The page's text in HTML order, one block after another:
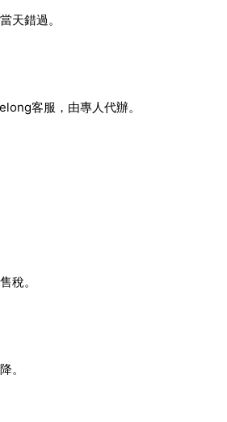
天錯過。
客服，由專人代辦。
稅。
。